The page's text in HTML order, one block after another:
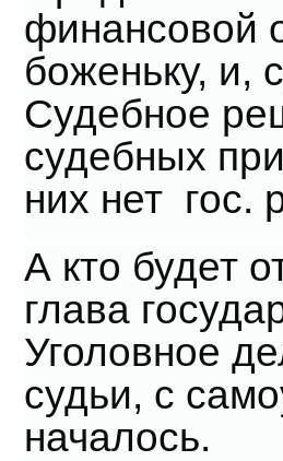
финансовой
боженьку, и,
Судебное
судебных
них нет гос.
А кто будет
глава
Уголовное
судьи, с
началось.